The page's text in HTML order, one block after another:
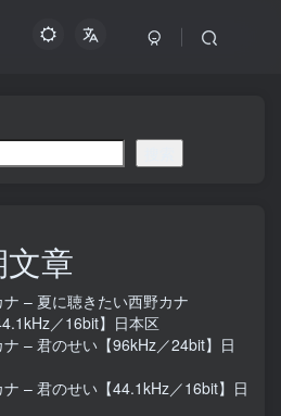
章
– 夏に聴きたい西野カナ
／16bit】日本区
– 君のせい【96kHz／24bit】日
– 君のせい【44.1kHz／16bit】日